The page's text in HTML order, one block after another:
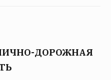
ДОРОЖНАЯ